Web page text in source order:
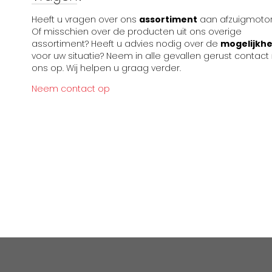
Heeft u vragen over ons assortiment aan
Of misschien over de producten uit ons overige
assortiment? Heeft u advies nodig over de
voor uw situatie? Neem in alle gevallen gerust contact
ons op. Wij helpen u graag verder.
Neem contact op